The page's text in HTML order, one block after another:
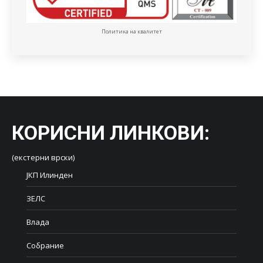
Политика на квалитет
КОРИСНИ ЛИНКОВИ:
(екстерни врски)
ЈКП Илинден
ЗЕЛС
Влада
Собрание